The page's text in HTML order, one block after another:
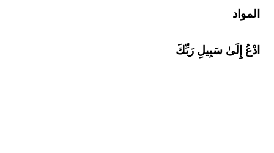
المواد
ادْعُ إِلَىٰ سَبِيلِ رَبِّكَ